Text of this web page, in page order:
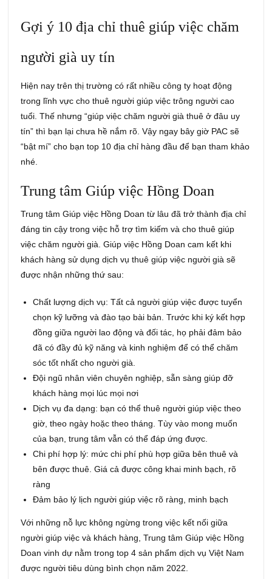
Gợi ý 10 địa chỉ thuê giúp việc chăm
người già uy tín
Hiện nay trên thị trường có rất nhiều công ty hoạt động
trong lĩnh vực cho thuê người giúp việc trông người cao
tuổi. Thế nhưng “giúp việc chăm người già thuê ở đâu uy
tín” thì bạn lại chưa hề nắm rõ. Vậy ngay bây giờ PAC sẽ
“bật mí” cho bạn top 10 địa chỉ hàng đầu để bạn tham khảo
nhé.
Trung tâm Giúp việc Hồng Doan
Trung tâm Giúp việc Hồng Doan từ lâu đã trở thành địa chỉ
đáng tin cậy trong việc hỗ trợ tìm kiếm và cho thuê giúp
việc chăm người già. Giúp việc Hồng Doan cam kết khi
khách hàng sử dụng dịch vụ thuê giúp việc người già sẽ
được nhận những thứ sau:
Chất lượng dịch vụ: Tất cả người giúp việc được tuyển
chọn kỹ lưỡng và đào tạo bài bản. Trước khi ký kết hợp
đồng giữa người lao động và đối tác, họ phải đảm bảo
đã có đầy đủ kỹ năng và kinh nghiệm để có thể chăm
sóc tốt nhất cho người già.
Đội ngũ nhân viên chuyên nghiệp, sẵn sàng giúp đỡ
khách hàng mọi lúc mọi nơi
Dịch vụ đa dạng: bạn có thể thuê người giúp việc theo
giờ, theo ngày hoặc theo tháng. Tùy vào mong muốn
của bạn, trung tâm vẫn có thể đáp ứng được.
Chi phí hợp lý: mức chi phí phù hợp giữa bên thuê và
bên được thuê. Giá cả được công khai minh bạch, rõ
ràng
Đảm bảo lý lịch người giúp việc rõ ràng, minh bạch
Với những nỗ lực không ngừng trong việc kết nối giữa
người giúp việc và khách hàng, Trung tâm Giúp việc Hồng
Doan vinh dự nằm trong top 4 sản phẩm dịch vụ Việt Nam
được người tiêu dùng bình chọn năm 2022.